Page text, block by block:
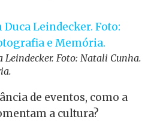
Leindecker. Foto: Natali Cunha.
de eventos, como a
a cultura?